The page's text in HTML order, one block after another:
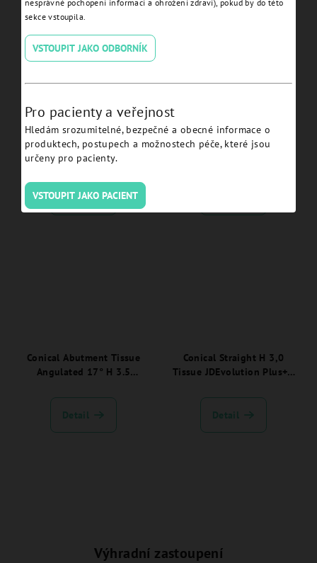
Tibase H 1,5 non engaging
Tissue JDEvolution Plus+ -
Detail
Temporary Abutment non
Conical Abutment Tissue
Angulated 17° H 3.5
EVCA1735TSC:
Detail
Conical Straight H 3,0
Tissue JDEvolution Plus+ -
Detail
Výhradní zastoupení
nesprávné pochopení informací a ohrožení zdraví), pokud by do této
sekce vstoupila.
VSTOUPIT JAKO ODBORNÍK
Pro pacienty a veřejnost
Hledám srozumitelné, bezpečné a obecné informace o
produktech, postupech a možnostech péče, které jsou
určeny pro pacienty.
VSTOUPIT JAKO PACIENT